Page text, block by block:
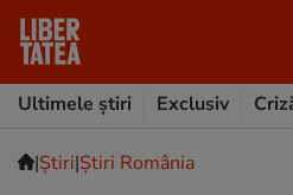
Ultimele știri
Exclusiv
|Ştiri|Știri România